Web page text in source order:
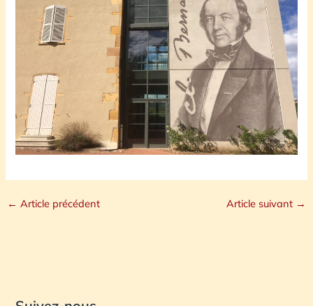
← Article précédent Article suivant →